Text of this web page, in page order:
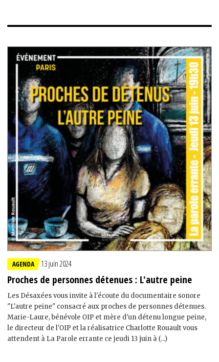
AGENDA 13 juin 2024
Proches de personnes détenues : L'autre peine
Les Désaxées vous invite à l'écoute du documentaire sonore
"L'autre peine" consacré aux proches de personnes détenues.
Marie-Laure, bénévole OIP et mère d'un détenu longue peine,
le directeur de l'OIP et la réalisatrice Charlotte Rouault vous
attendent à La Parole errante ce jeudi 13 juin à (...)